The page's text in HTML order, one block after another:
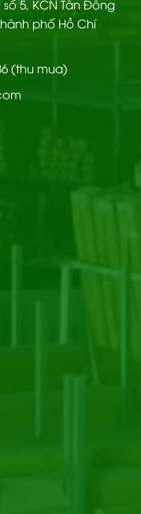
5, KCN Tân Đông
phố Hồ Chí
(thu mua)